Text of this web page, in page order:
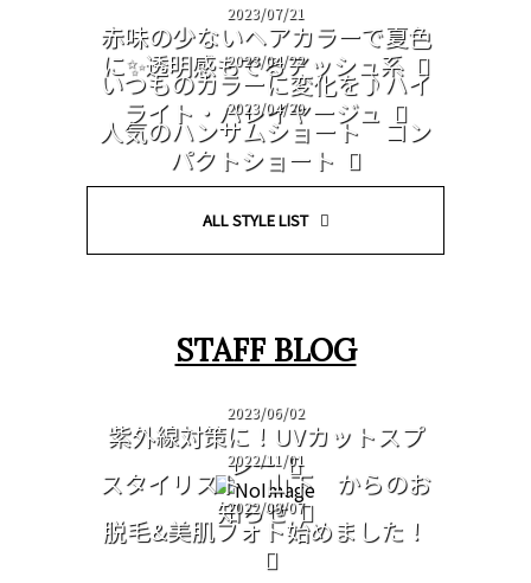
2023/07/21
赤味の少ないヘアカラーで夏色
に✨透明感もでるアッシュ系
2023/04/22
いつものカラーに変化を♪ハイ
ライト・バレイヤージュ
2023/04/20
人気のハンサムショート コン
パクトショート
ALL STYLE LIST
STAFF BLOG
2023/06/02
紫外線対策に！UVカットスプ
レー
2022/11/01
スタイリスト 山下 からのお
知らせ
2022/09/07
脱毛&美肌フォト始めました！